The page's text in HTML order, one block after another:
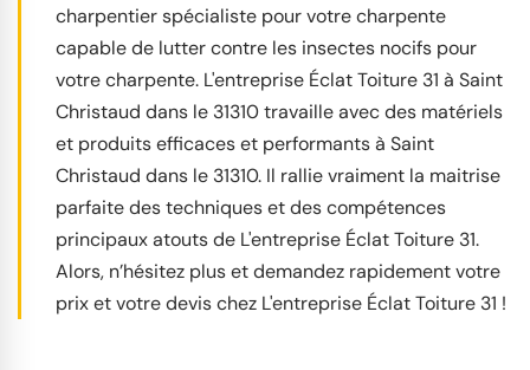
charpentier spécialiste pour votre charpente
capable de lutter contre les insectes nocifs pour
votre charpente. L'entreprise Éclat Toiture 31 à Saint
Christaud dans le 31310 travaille avec des matériels
et produits efficaces et performants à Saint
Christaud dans le 31310. Il rallie vraiment la maitrise
parfaite des techniques et des compétences
principaux atouts de L'entreprise Éclat Toiture 31.
Alors, n’hésitez plus et demandez rapidement votre
prix et votre devis chez L'entreprise Éclat Toiture 31 !